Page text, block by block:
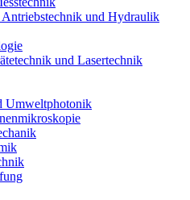
Antriebstechnik und Hydraulik
und Lasertechnik
Umweltphotonik